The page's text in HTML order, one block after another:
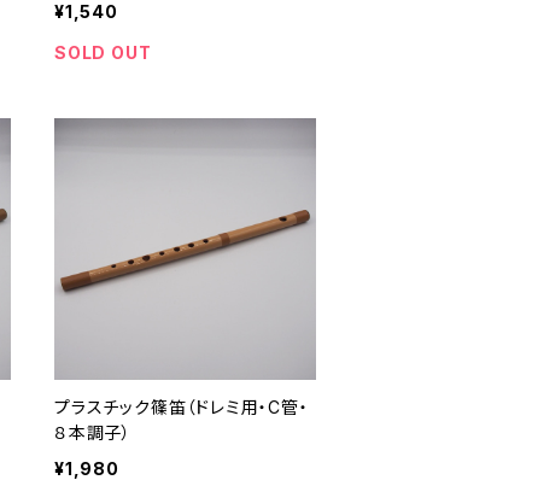
¥1,540
SOLD OUT
プラスチック篠笛（ドレミ用・C管・
８本調子）
¥1,980